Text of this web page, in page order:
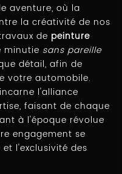
aventure, où la
la créativité de nos
de peinture
minutie sans pareille
détail, afin de
votre automobile.
l'alliance
faisant de chaque
à l'époque révolue
engagement se
l'exclusivité des